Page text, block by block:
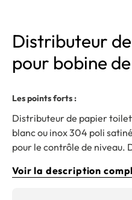
Distributeur
pour bobine
Les points forts :
Distributeur de papier
blanc ou inox 304 poli
pour le contrôle de niveau.
Voir la description